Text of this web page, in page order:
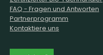
FAQ - Fragen und Antworten
Partnerprogramm
Kontaktiere uns